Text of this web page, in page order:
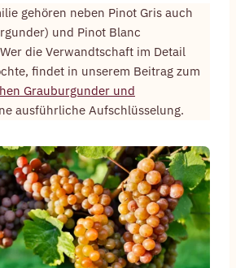
gehören neben Pinot Gris auch
und Pinot Blanc
die Verwandtschaft im Detail
findet in unserem Beitrag zum
Grauburgunder und
ausführliche Aufschlüsselung.